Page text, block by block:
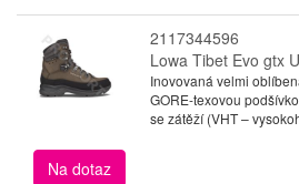
2117344596
Lowa Tibet Evo gtx
Inovovaná velmi
GORE-texovou
se zátěží (VHT –
Na dotaz